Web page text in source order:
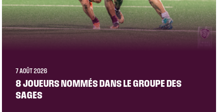
7 AOÛT 2026
8 JOUEURS NOMMÉS DANS LE GROUPE DES
SAGES